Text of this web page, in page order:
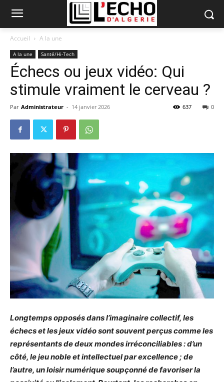
Accueil A la une
A la une Santé/Hi-Tech
Échecs ou jeux vidéo: Qui
stimule vraiment le cerveau ?
Par Administrateur - 14 janvier 2026 0
637
Longtemps opposés dans l’imaginaire collectif, les
échecs et les jeux vidéo sont souvent perçus comme les
représentants de deux mondes irréconciliables : d’un
côté, le jeu noble et intellectuel par excellence ; de
l’autre, un loisir numérique soupçonné de favoriser la